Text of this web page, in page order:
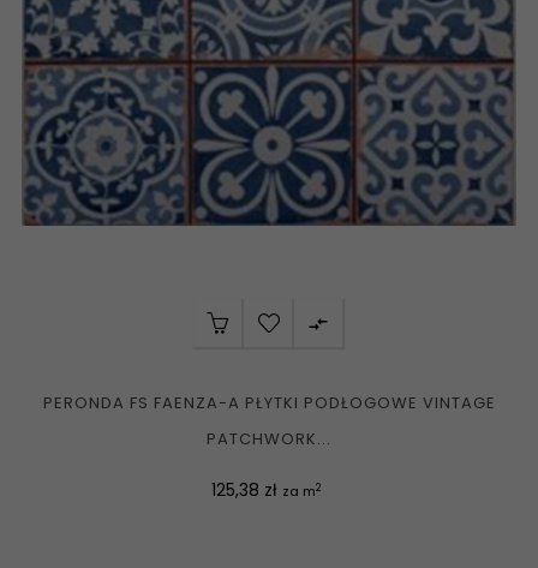

PERONDA FS FAENZA-A PŁYTKI PODŁOGOWE VINTAGE
PATCHWORK...
Cena
125,38 zł za m2